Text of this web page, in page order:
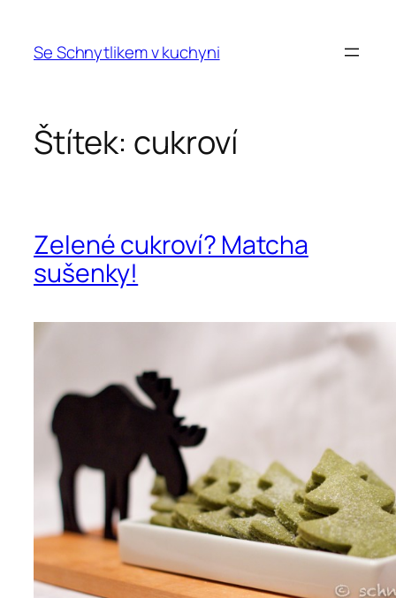
obsahSe Schnytlikem v kuchyni
Štítek: cukroví
Zelené cukroví? Matcha
sušenky!